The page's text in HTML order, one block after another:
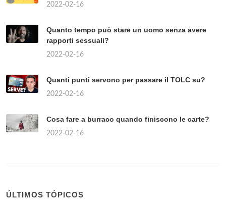
2022-02-16
Quanto tempo può stare un uomo senza avere
rapporti sessuali?
2022-02-16
Quanti punti servono per passare il TOLC su?
2022-02-16
Cosa fare a burraco quando finiscono le carte?
2022-02-16
ÚLTIMOS TÓPICOS